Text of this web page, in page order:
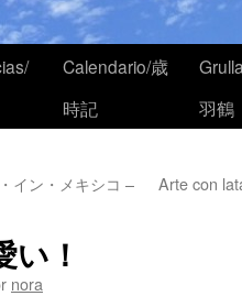
Calendario/歳
時記
羽鶴
イン・メキシコ –
Arte con
！
nora